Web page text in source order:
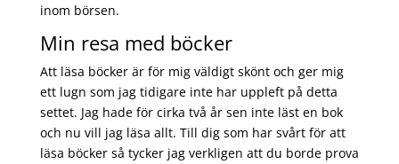
inom börsen.
Min resa med böcker
Att läsa böcker är för mig väldigt skönt och ger mig
ett lugn som jag tidigare inte har uppleft på detta
settet. Jag hade för cirka två år sen inte läst en bok
och nu vill jag läsa allt. Till dig som har svårt för att
läsa böcker så tycker jag verkligen att du borde prova